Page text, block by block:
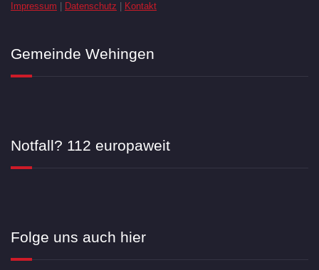
Impressum Datenschutz Kontakt
Gemeinde Wehingen
Notfall? 112 europaweit
Folge uns auch hier